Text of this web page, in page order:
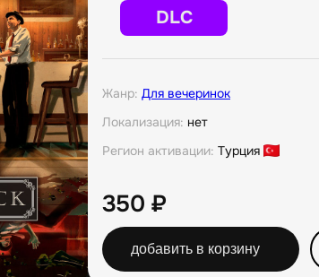
DLC
Жанр: Для вечеринок
Локализация: нет
Регион активации: Турция
350 ₽
добавить в корзину